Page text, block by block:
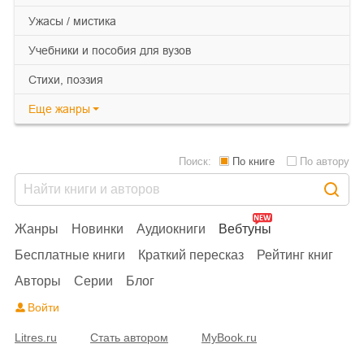
ужасы / мистика
учебники и пособия для вузов
cтихи, поэзия
Еще жанры
Жанры Новинки Аудиокниги
Вебтуны
Бесплатные книги
Краткий пересказ
Рейтинг книг
Авторы
Серии Блог
Поиск: По книге По автору
Войти
Litres.ru Стать автором
MyBook.ru